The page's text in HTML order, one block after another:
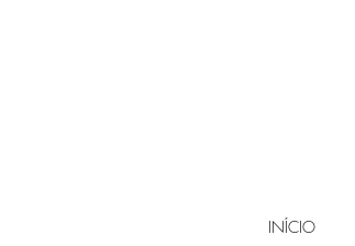
INÍCIO